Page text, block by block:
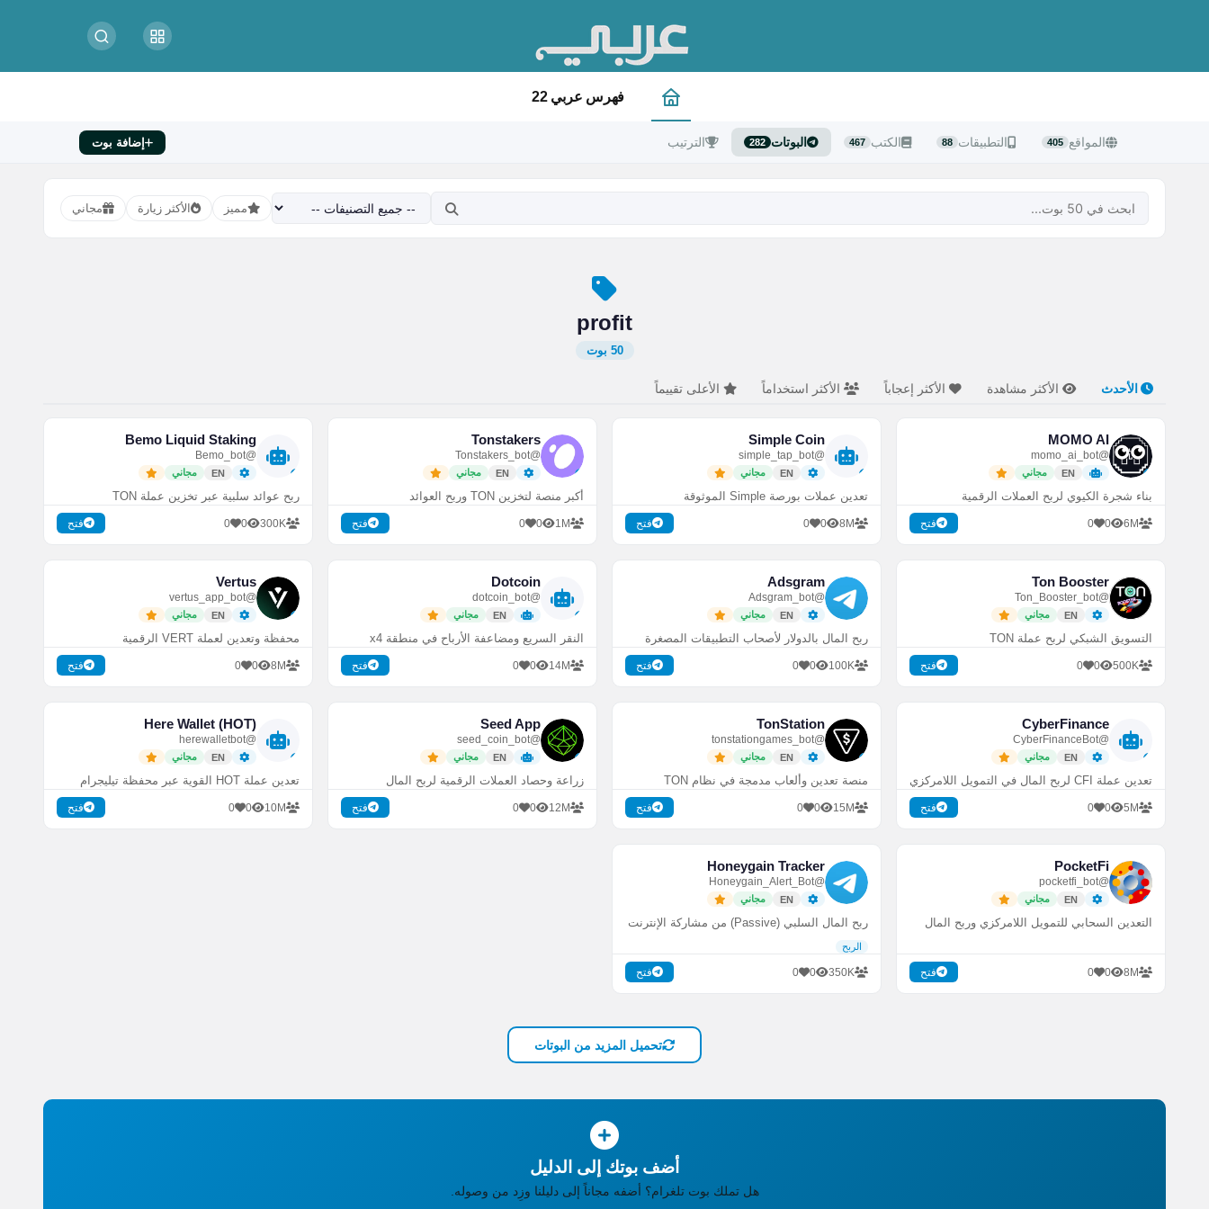
فهرس عربي 22
المواقع 405 التطبيقات 88 الكتب 467 البوتات 282 الترتيب إضافة بوت
مميز الأكثر زيارة مجاني
profit
50 بوت
الأحدث الأكثر مشاهدة الأكثر إعجاباً الأكثر استخداماً الأعلى تقييماً
MOMO AI
@momo_ai_bot
EN مجاني
بناء شجرة الكيوي لربح العملات الرقمية
6M
0
0 فتح
Simple Coin
@simple_tap_bot
EN مجاني
تعدين عملات بورصة Simple الموثوقة
8M
0
0 فتح
Tonstakers
@Tonstakers_bot
EN مجاني
أكبر منصة لتخزين TON وربح العوائد
1M
0
0 فتح
Bemo Liquid Staking
@Bemo_bot
EN مجاني
ربح عوائد سلبية عبر تخزين عملة TON
300K
0
0 فتح
Ton Booster
@Ton_Booster_bot
EN مجاني
التسويق الشبكي لربح عملة TON
500K
0
0 فتح
Adsgram
@Adsgram_bot
EN مجاني
ربح المال بالدولار لأصحاب التطبيقات المصغرة
100K
0
0 فتح
Dotcoin
@dotcoin_bot
EN مجاني
النقر السريع ومضاعفة الأرباح في منطقة x4
14M
0
0 فتح
Vertus
@vertus_app_bot
EN مجاني
محفظة وتعدين لعملة VERT الرقمية
8M
0
0 فتح
CyberFinance
@CyberFinanceBot
EN مجاني
تعدين عملة CFI لربح المال في التمويل اللامركزي
5M
0
0 فتح
TonStation
@tonstationgames_bot
EN مجاني
منصة تعدين وألعاب مدمجة في نظام TON
15M
0
0 فتح
Seed App
@seed_coin_bot
EN مجاني
زراعة وحصاد العملات الرقمية لربح المال
12M
0
0 فتح
Here Wallet (HOT)
@herewalletbot
EN مجاني
تعدين عملة HOT القوية عبر محفظة تيليجرام
10M
0
0 فتح
PocketFi
@pocketfi_bot
EN مجاني
التعدين السحابي للتمويل اللامركزي وربح المال
8M
0
0 فتح
Honeygain Tracker
@Honeygain_Alert_Bot
EN مجاني
ربح المال السلبي (Passive) من مشاركة الإنترنت
الربح
350K
0
0 فتح
تحميل المزيد من البوتات
أضف بوتك إلى الدليل
هل تملك بوت تلغرام؟ أضفه مجاناً إلى دليلنا وزِد من وصوله.